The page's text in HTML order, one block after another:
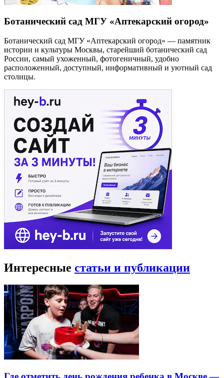
Ботанический сад МГУ «Аптекарский огород»
Ботанический сад МГУ «Аптекарский огород» — памятник
истории и культуры Москвы, старейший ботанический сад
России, самый ухоженный, фотогеничный, удобно
расположенный, доступный, информативный и уютный сад
столицы.
Интересные статьи и публикации